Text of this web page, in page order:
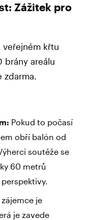
Zážitek pro
veřejném křtu
brány areálu
Pokud to počasí
obří balón od
soutěže se
60 metrů
zájemce je
je zavede